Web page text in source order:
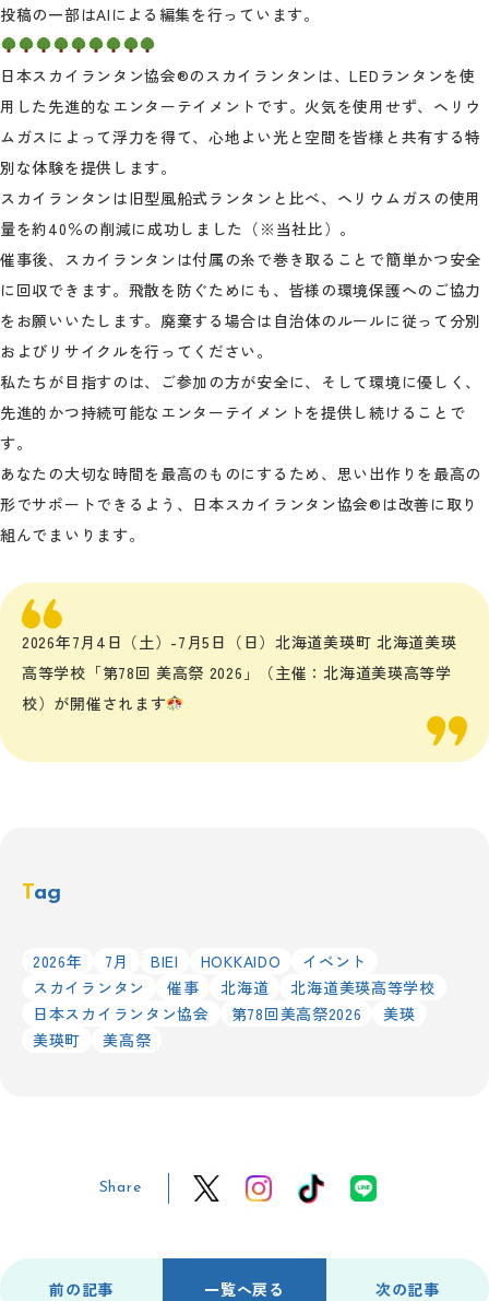
投稿の一部はAIによる編集を行っています。
日本スカイランタン協会®のスカイランタンは、LEDランタンを使
用した先進的なエンターテイメントです。火気を使用せず、ヘリウ
ムガスによって浮力を得て、心地よい光と空間を皆様と共有する特
別な体験を提供します。
スカイランタンは旧型風船式ランタンと比べ、ヘリウムガスの使用
量を約40％の削減に成功しました（※当社比）。
催事後、スカイランタンは付属の糸で巻き取ることで簡単かつ安全
に回収できます。飛散を防ぐためにも、皆様の環境保護へのご協力
をお願いいたします。廃棄する場合は自治体のルールに従って分別
およびリサイクルを行ってください。
私たちが目指すのは、ご参加の方が安全に、そして環境に優しく、
先進的かつ持続可能なエンターテイメントを提供し続けることで
す。
あなたの大切な時間を最高のものにするため、思い出作りを最高の
形でサポートできるよう、日本スカイランタン協会®は改善に取り
組んでまいります。
2026年7月4日（土）-7月5日（日）北海道美瑛町 北海道美瑛
高等学校「第78回 美高祭 2026」（主催：北海道美瑛高等学
校）が開催されます
Tag
2026年 7月 BIEI HOKKAIDO
イベント
スカイランタン
催事 北海道
北海道美瑛高等学校
日本スカイランタン協会
第78回美高祭2026
美瑛
美瑛町
美高祭
Share
前の記事 一覧へ戻る 次の記事